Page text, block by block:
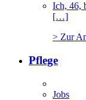
Ich, 46,
[…]
> Zur
Pflege
Jobs